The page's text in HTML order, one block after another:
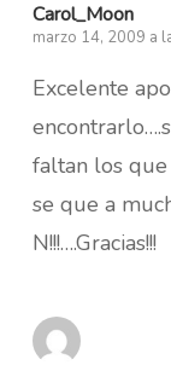
Carol_Moon
marzo 14, 2009 a
Excelente
faltan los
se que a
N!!!….Gracias!!!